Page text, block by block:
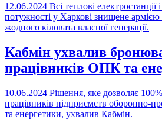
12.06.2024 Всі теплові електростанції
потужності у Харкові знищене
жодного кіловата власної генерації.
Кабмін ухвалив
працівників ОПК та
10.06.2024 Рішення, яке дозволяє
працівників підприємств оборонно-
та енергетики, ухвалив Кабмін.